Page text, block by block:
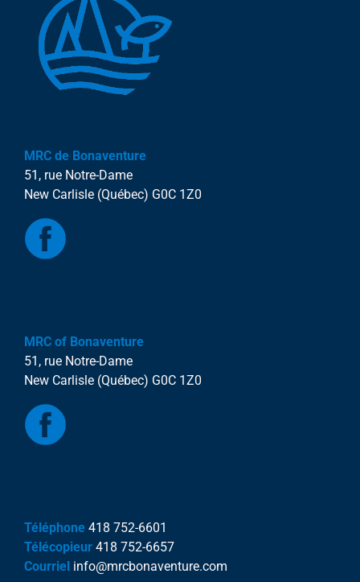
MRC de Bonaventure
51, rue Notre-Dame
New Carlisle (Québec) G0C 1Z0
MRC of Bonaventure
51, rue Notre-Dame
New Carlisle (Québec) G0C 1Z0
Téléphone 418 752-6601
Télécopieur 418 752-6657
Courriel info@mrcbonaventure.com